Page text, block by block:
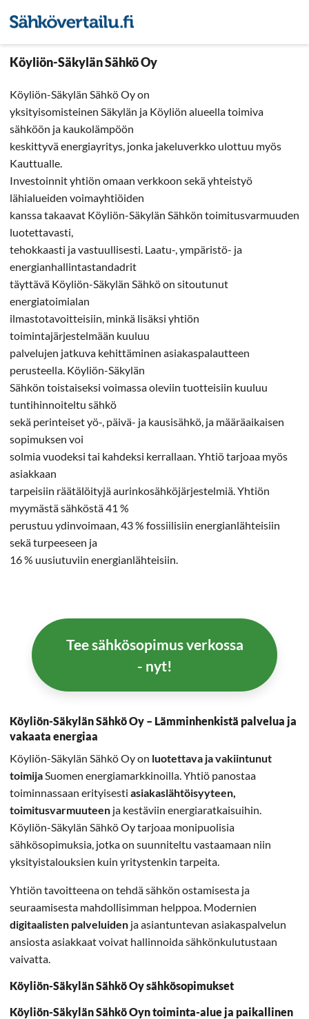
Köyliön-Säkylän Sähkö Oy
Köyliön-Säkylän Sähkö Oy on
yksityisomisteinen Säkylän ja Köyliön alueella toimiva
sähköön ja kaukolämpöön
keskittyvä energiayritys, jonka jakeluverkko ulottuu myös
Kauttualle.
Investoinnit yhtiön omaan verkkoon sekä yhteistyö
lähialueiden voimayhtiöiden
kanssa takaavat Köyliön-Säkylän Sähkön toimitusvarmuuden
luotettavasti,
tehokkaasti ja vastuullisesti. Laatu-, ympäristö- ja
energianhallintastandadrit
täyttävä Köyliön-Säkylän Sähkö on sitoutunut
energiatoimialan
ilmastotavoitteisiin, minkä lisäksi yhtiön
toimintajärjestelmään kuuluu
palvelujen jatkuva kehittäminen asiakaspalautteen
perusteella. Köyliön-Säkylän
Sähkön toistaiseksi voimassa oleviin tuotteisiin kuuluu
tuntihinnoiteltu sähkö
sekä perinteiset yö-, päivä- ja kausisähkö, ja määräaikaisen
sopimuksen voi
solmia vuodeksi tai kahdeksi kerrallaan. Yhtiö tarjoaa myös
asiakkaan
tarpeisiin räätälöityjä aurinkosähköjärjestelmiä. Yhtiön
myymästä sähköstä 41 %
perustuu ydinvoimaan, 43 % fossiilisiin energianlähteisiin
sekä turpeeseen ja
16 % uusiutuviin energianlähteisiin.
Tee sähkösopimus verkossa
- nyt!
Köyliön-Säkylän Sähkö Oy – Lämminhenkistä palvelua ja
vakaata energiaa
Köyliön-Säkylän Sähkö Oy on luotettava ja vakiintunut
toimija Suomen energiamarkkinoilla. Yhtiö panostaa
toiminnassaan erityisesti asiakaslähtöisyyteen,
toimitusvarmuuteen ja kestäviin energiaratkaisuihin.
Köyliön-Säkylän Sähkö Oy tarjoaa monipuolisia
sähkösopimuksia, jotka on suunniteltu vastaamaan niin
yksityistalouksien kuin yritystenkin tarpeita.
Yhtiön tavoitteena on tehdä sähkön ostamisesta ja
seuraamisesta mahdollisimman helppoa. Modernien
digitaalisten palveluiden ja asiantuntevan asiakaspalvelun
ansiosta asiakkaat voivat hallinnoida sähkönkulutustaan
vaivatta.
Köyliön-Säkylän Sähkö Oy sähkösopimukset
Köyliön-Säkylän Sähkö Oyn toiminta-alue ja paikallinen